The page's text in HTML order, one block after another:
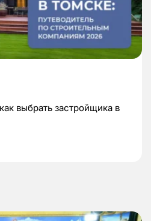
выбрать застройщика в